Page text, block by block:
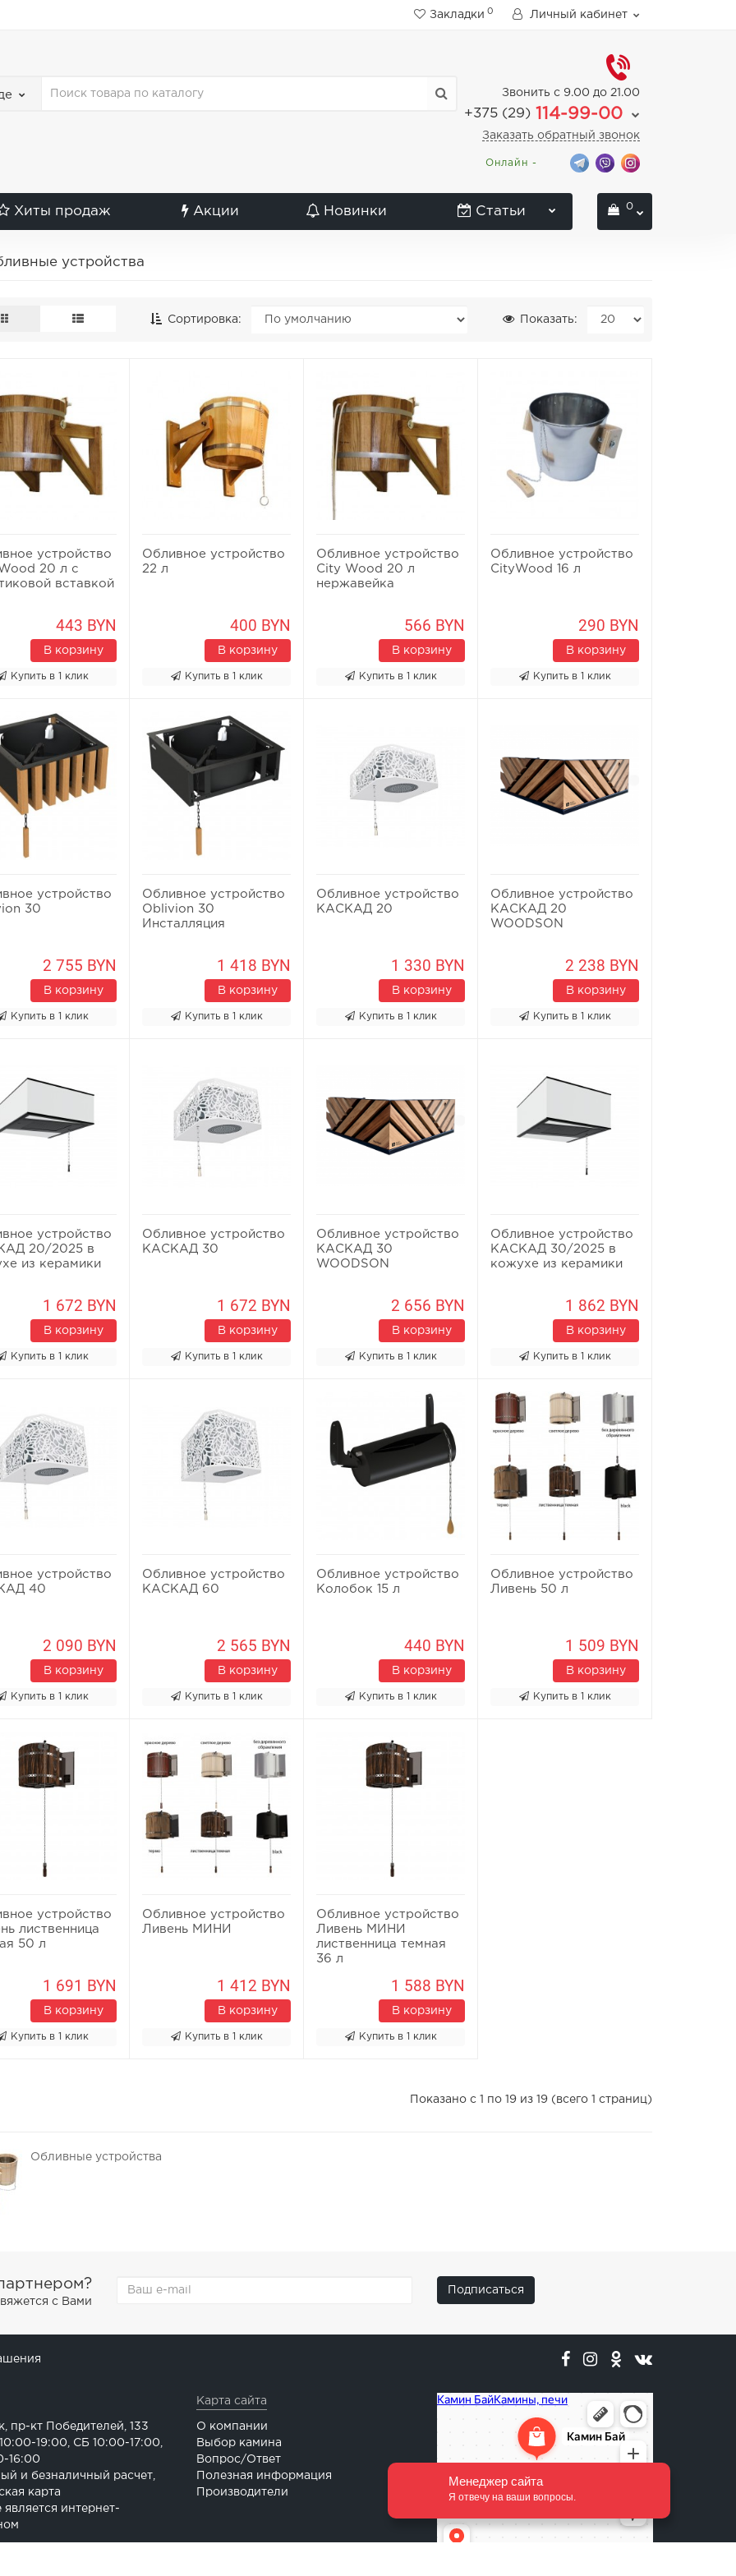
Закладки 0 Личный кабинет
Звонить с 9.00 до 21.00
+375 (29) 114-99-00
Заказать обратный звонок
Онлайн -
Хиты продаж Акции Новинки Статьи 0
устройства
Сортировка: Показать:
устройство
20 л с
вставкой
443 BYN
В корзину
Купить в 1 клик
Обливное устройство
22 л
400 BYN
В корзину
Купить в 1 клик
Обливное устройство
City Wood 20 л
нержавейка
566 BYN
В корзину
Купить в 1 клик
Обливное устройство
CityWood 16 л
290 BYN
В корзину
Купить в 1 клик
устройство
30
2 755 BYN
В корзину
Купить в 1 клик
Обливное устройство
Oblivion 30
Инсталляция
1 418 BYN
В корзину
Купить в 1 клик
Обливное устройство
КАСКАД 20
1 330 BYN
В корзину
Купить в 1 клик
Обливное устройство
КАСКАД 20
WOODSON
2 238 BYN
В корзину
Купить в 1 клик
устройство
20/2025 в
из керамики
1 672 BYN
В корзину
Купить в 1 клик
Обливное устройство
КАСКАД 30
1 672 BYN
В корзину
Купить в 1 клик
Обливное устройство
КАСКАД 30
WOODSON
2 656 BYN
В корзину
Купить в 1 клик
Обливное устройство
КАСКАД 30/2025 в
кожухе из керамики
1 862 BYN
В корзину
Купить в 1 клик
устройство
40
2 090 BYN
В корзину
Купить в 1 клик
Обливное устройство
КАСКАД 60
2 565 BYN
В корзину
Купить в 1 клик
Обливное устройство
Колобок 15 л
440 BYN
В корзину
Купить в 1 клик
Обливное устройство
Ливень 50 л
1 509 BYN
В корзину
Купить в 1 клик
устройство
лиственница
50 л
1 691 BYN
В корзину
Купить в 1 клик
Обливное устройство
Ливень МИНИ
1 412 BYN
В корзину
Купить в 1 клик
Обливное устройство
Ливень МИНИ
лиственница темная
36 л
1 588 BYN
В корзину
Купить в 1 клик
Показано с 1 по 19 из 19 (всего 1 страниц)
Обливные устройства
с Вами
Подписаться
пр-кт Победителей, 133
19:00, СБ 10:00-17:00,
16:00
и безналичный расчет,
карта
является интернет-
Карта сайта
О компании
Выбор камина
Вопрос/Ответ
Полезная информация
Производители
Менеджер сайта
Я отвечу на ваши вопросы.